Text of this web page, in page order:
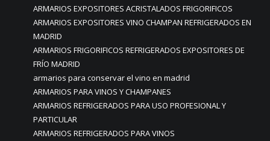
ARMARIOS EXPOSITORES ACRISTALADOS FRIGORIFICOS
ARMARIOS EXPOSITORES VINO CHAMPAN REFRIGERADOS EN
MADRID
ARMARIOS FRIGORIFICOS REFRIGERADOS EXPOSITORES DE
FRÍO MADRID
armarios para conservar el vino en madrid
ARMARIOS PARA VINOS Y CHAMPANES
ARMARIOS REFRIGERADOS PARA USO PROFESIONAL Y
PARTICULAR
ARMARIOS REFRIGERADOS PARA VINOS